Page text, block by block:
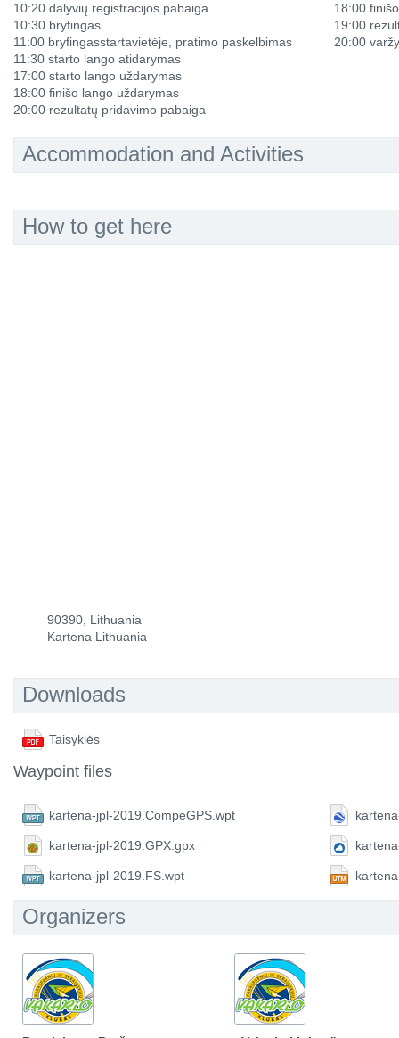
10:20 dalyvių registracijos pabaiga
10:30 bryfingas
11:00 bryfingasstartavietėje, pratimo paskelbimas
11:30 starto lango atidarymas
17:00 starto lango uždarymas
18:00 finišo lango uždarymas
20:00 rezultatų pridavimo pabaiga
18:00
19:00
20:00
Accommodation and Activities
How to get here
90390, Lithuania
Kartena Lithuania
Downloads
Taisyklės
Waypoint files
kartena-jpl-2019.CompeGPS.wpt
kartena-jpl-2019.GPX.gpx
kartena-jpl-2019.FS.wpt
Organizers